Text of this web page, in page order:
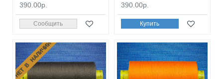
390.00р.
Сообщить
390.00р.
Купить
НЕТ В НАЛИЧИИ